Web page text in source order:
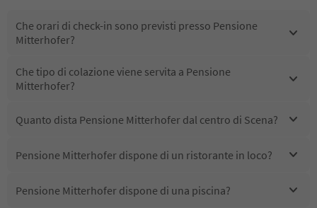
Che orari di check-in sono previsti presso Pensione
Mitterhofer?
Che tipo di colazione viene servita a Pensione
Mitterhofer?
Quanto dista Pensione Mitterhofer dal centro di Scena?
Pensione Mitterhofer dispone di un ristorante in loco?
Pensione Mitterhofer dispone di una piscina?